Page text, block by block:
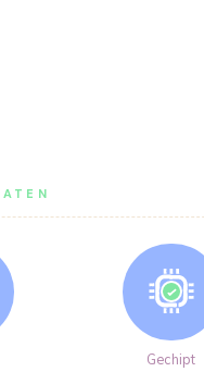
Gechipt